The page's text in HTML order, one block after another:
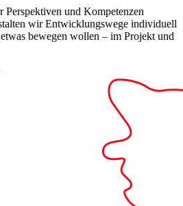
Perspektiven und Kompetenzen
wir Entwicklungswege individuell
bewegen wollen – im Projekt und